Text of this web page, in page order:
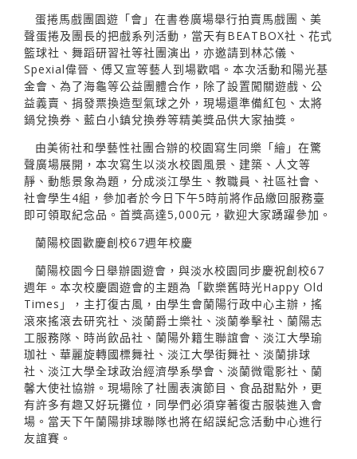
蛋捲馬戲團園遊「會」在書卷廣場舉行拍賣馬戲團、美
聲蛋捲及團長的把戲系列活動，當天有BEATBOX社、花式
籃球社、舞蹈研習社等社團演出，亦邀請到林芯儀、
Spexial偉晉、傅又宣等藝人到場歡唱。本次活動和陽光基
金會、為了海龜等公益團體合作，除了設置闖關遊戲、公
益義賣、捐發票換造型氣球之外，現場還準備紅包、太將
鍋兌換券、藍白小鎮兌換券等精美獎品供大家抽獎。
由美術社和學藝性社團合辦的校園寫生同樂「繪」在驚
聲廣場展開，本次寫生以淡水校園風景、建築、人文等
靜、動態景象為題，分成淡江學生、教職員、社區社會、
社會學生4組，參加者於今日下午5時前將作品繳回服務臺
即可領取紀念品。首獎高達5,000元，歡迎大家踴躍參加。
蘭陽校園歡慶創校67週年校慶
蘭陽校園今日舉辦園遊會，與淡水校園同步慶祝創校67
週年。本次校慶園遊會的主題為「歡樂舊時光Happy Old
Times」，主打復古風，由學生會蘭陽行政中心主辦，搖
滾來搖滾去研究社、淡蘭爵士樂社、淡蘭拳擊社、蘭陽志
工服務隊、時尚飲品社、蘭陽外籍生聯誼會、淡江大學瑜
珈社、華麗旋轉國標舞社、淡江大學街舞社、淡蘭排球
社、淡江大學全球政治經濟學系學會、淡蘭微電影社、蘭
馨大使社協辦。現場除了社團表演節目、食品甜點外，更
有許多有趣又好玩攤位，同學們必須穿著復古服裝進入會
場。當天下午蘭陽排球聯隊也將在紹謨紀念活動中心進行
友誼賽。